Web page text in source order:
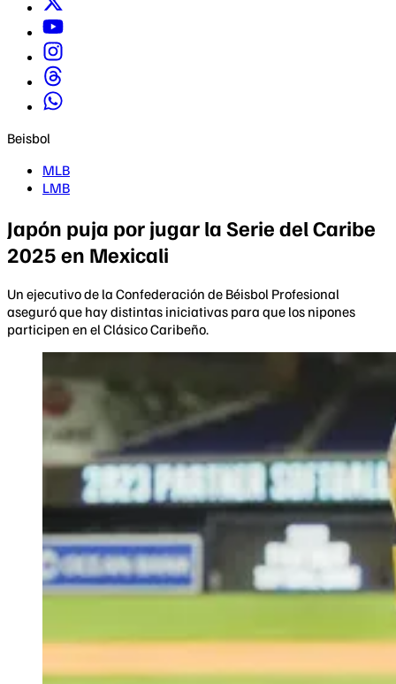
Beisbol
MLB
LMB
Japón puja por jugar la Serie del Caribe
2025 en Mexicali
Un ejecutivo de la Confederación de Béisbol Profesional
aseguró que hay distintas iniciativas para que los nipones
participen en el Clásico Caribeño.